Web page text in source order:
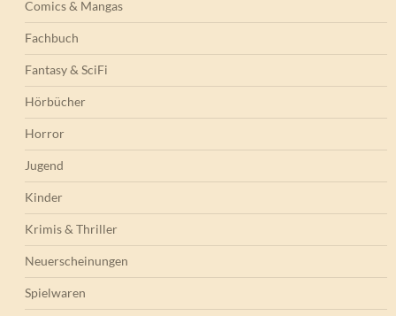
Comics & Mangas
Fachbuch
Fantasy & SciFi
Hörbücher
Horror
Jugend
Kinder
Krimis & Thriller
Neuerscheinungen
Spielwaren